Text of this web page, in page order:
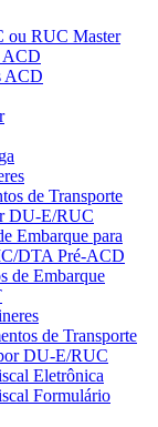
ou RUC Master
ACD
ACD
de Transporte
DU-E/RUC
Embarque para
DTA Pré-ACD
de Embarque
de Transporte
DU-E/RUC
Eletrônica
Formulário